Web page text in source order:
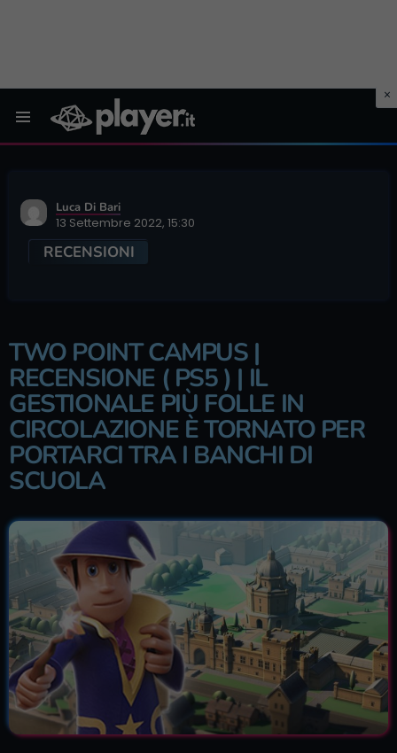
Luca Di Bari
13 Settembre 2022, 15:30
RECENSIONI
TWO POINT CAMPUS |
RECENSIONE ( PS5 ) | IL
GESTIONALE PIÙ FOLLE IN
CIRCOLAZIONE È TORNATO PER
PORTARCI TRA I BANCHI DI
SCUOLA